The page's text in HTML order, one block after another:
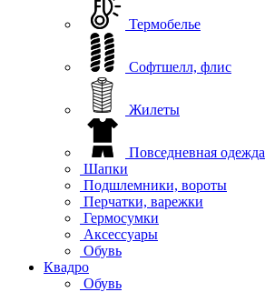
Термобелье
Софтшелл, флис
Жилеты
Повседневная одежда
Шапки
Подшлемники, вороты
Перчатки, варежки
Гермосумки
Аксессуары
Обувь
Квадро
Обувь